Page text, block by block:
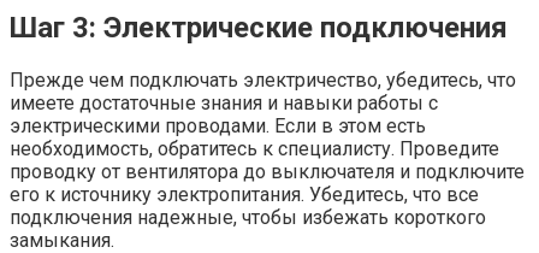
Шаг 3: Электрические подключения
Прежде чем подключать электричество, убедитесь, что
имеете достаточные знания и навыки работы с
электрическими проводами. Если в этом есть
необходимость, обратитесь к специалисту. Проведите
проводку от вентилятора до выключателя и подключите
его к источнику электропитания. Убедитесь, что все
подключения надежные, чтобы избежать короткого
замыкания.